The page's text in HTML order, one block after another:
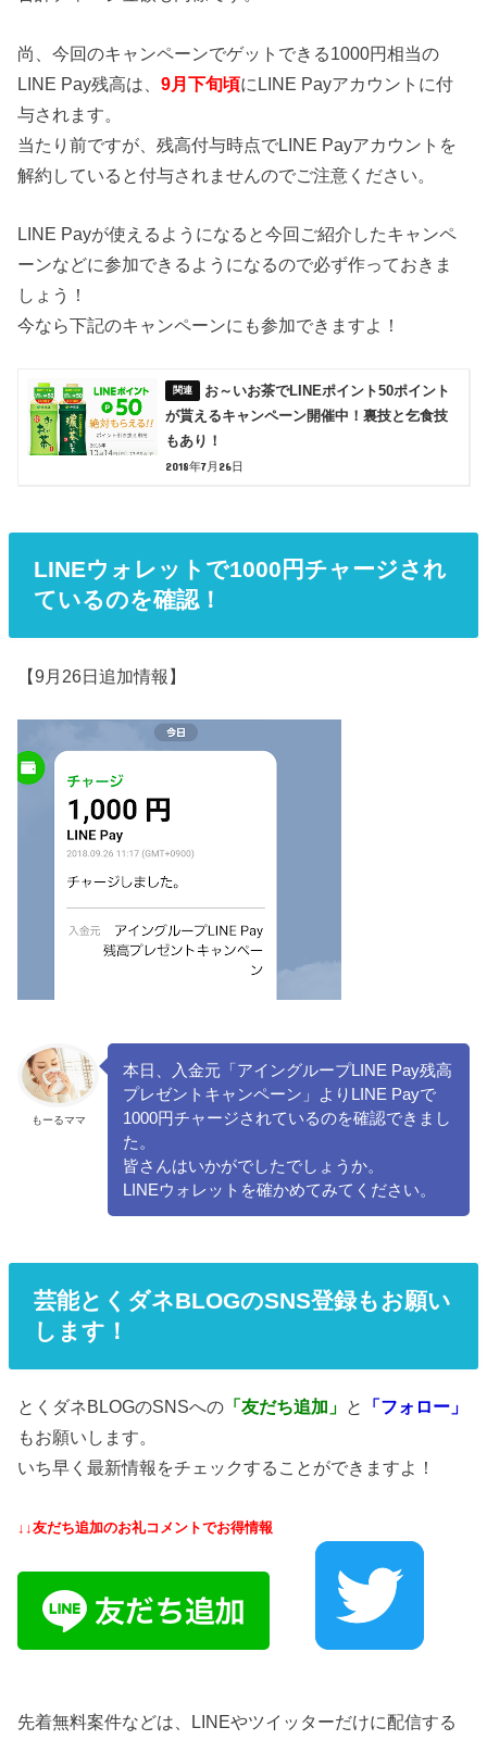
尚、今回のキャンペーンでゲットできる1000円相当の
LINE Pay残高は、9月下旬頃にLINE Payアカウントに付
与されます。
当たり前ですが、残高付与時点でLINE Payアカウントを
解約していると付与されませんのでご注意ください。
LINE Payが使えるようになると今回ご紹介したキャンペ
ーンなどに参加できるようになるので必ず作っておきま
しょう！
今なら下記のキャンペーンにも参加できますよ！
お～いお茶でLINEポイント50ポイント
が貰えるキャンペーン開催中！裏技と乞食技
もあり！
2018年7月26日
LINEウォレットで1000円チャージされ
ているのを確認！
【9月26日追加情報】
もーるママ
本日、入金元「アイングループLINE Pay残高
プレゼントキャンペーン」よりLINE Payで
1000円チャージされているのを確認できまし
た。
皆さんはいかがでしたでしょうか。
LINEウォレットを確かめてみてください。
芸能とくダネBLOGのSNS登録もお願い
します！
とくダネBLOGのSNSへの 「友だち追加」 と
「フォロー」
もお願いします。
いち早く最新情報をチェックすることができますよ！
↓↓友だち追加のお礼コメントでお得情報
先着無料案件などは、LINEやツイッターだけに配信する